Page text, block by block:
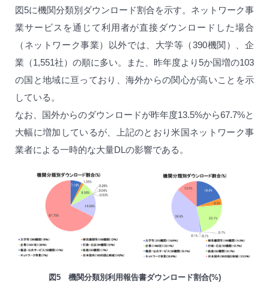
図5に機関分類別ダウンロード割合を示す。ネットワーク事
業サービスを通じて利用者が直接ダウンロードした場合
（ネットワーク事業）以外では、大学等（390機関）、企
業（1,551社）の順に多い。また、昨年度より5か国増の103
の国と地域に亘っており、海外からの関心が高いことを示
している。
なお、国外からのダウンロードが昨年度13.5%から67.7%と
大幅に増加しているが、上記のとおり米国ネットワーク事
業者による一時的な大量DLの影響である。
図5 機関分類別利用報告書ダウンロード割合(%)